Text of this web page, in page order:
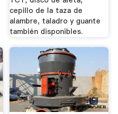
cepillo de la taza de
alambre, taladro y guante
también disponibles.